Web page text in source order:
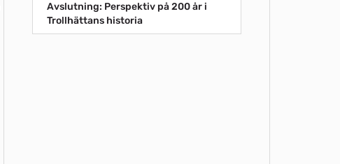
Avslutning: Perspektiv på 200 år i
Trollhättans historia